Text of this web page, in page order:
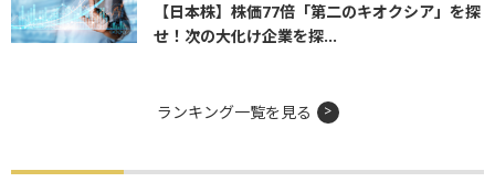
【日本株】株価77倍「第二のキオクシア」を探
せ！次の大化け企業を探...
ランキング一覧を見る